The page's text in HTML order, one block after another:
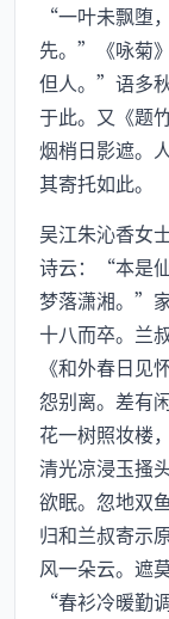
“一叶未飘堕
先。”《咏菊
但人。”语多
于此。又《题
烟梢日影遮。
其寄托如此。
吴江朱沁香女
诗云：“本是
梦落潇湘。”
十八而卒。兰
《和外春日
怨别离。差有
花一树照妆楼
清光凉浸玉搔
欲眠。忽地双
归和兰叔寄示
风一朵云。遮
“春衫冷暖勤